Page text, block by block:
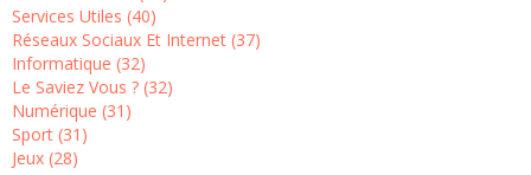
Services Utiles (40)
Réseaux Sociaux Et Internet (37)
Informatique (32)
Le Saviez Vous ? (32)
Numérique (31)
Sport (31)
Jeux (28)